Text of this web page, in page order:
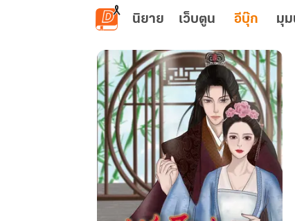
ข้ามไปยังเนื้อหาหลัก
นิยาย เว็บตูน อีบุ๊ก มุม